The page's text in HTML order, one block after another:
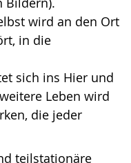
wird an den Ort
in die
sich ins Hier und
Leben wird
die jeder
teilstationäre